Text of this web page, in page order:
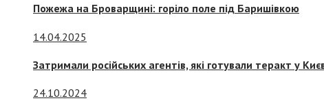
Пожежа на Броварщині: горіло поле під Баришівкою
14.04.2025
Затримали російських агентів, які готували теракт у
24.10.2024